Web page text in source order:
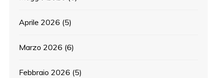
Aprile 2026 (5)
Marzo 2026 (6)
Febbraio 2026 (5)